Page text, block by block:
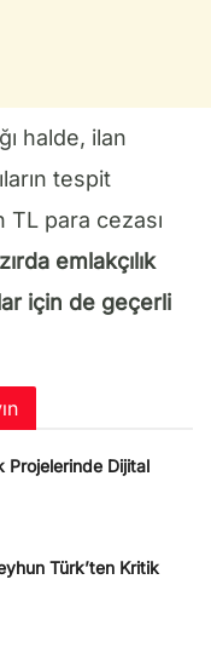
halde, ilan
tespit
para cezası
emlakçılık
için de geçerli
Projelerinde Dijital
Türk’ten Kritik